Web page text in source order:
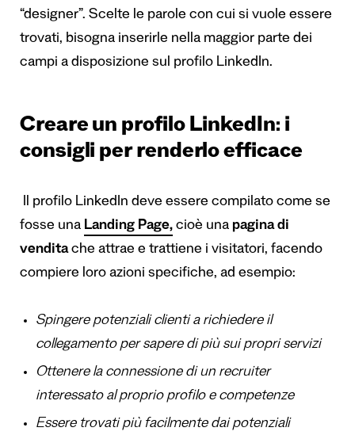
“designer”. Scelte le parole con cui si vuole essere
trovati, bisogna inserirle nella maggior parte dei
campi a disposizione sul profilo LinkedIn.
Creare un profilo LinkedIn: i
consigli per renderlo efficace
Il profilo LinkedIn deve essere compilato come se
fosse una Landing Page, cioè una pagina di
venditache attrae e trattiene i visitatori, facendo
compiere loro azioni specifiche, ad esempio:
Spingere potenziali clienti a richiedere il
collegamento per sapere di più sui propri servizi
Ottenere la connessione di un recruiter
interessato al proprio profilo e competenze
Essere trovati più facilmente dai potenziali